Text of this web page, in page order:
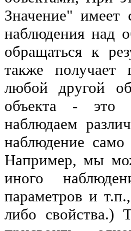
Значение" имеет
наблюдения над
обращаться к
также получает
любой другой
объекта - это
наблюдаем
наблюдение само
Например, мы
иного
параметров и
либо свойства.)